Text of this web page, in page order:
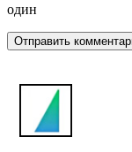
один